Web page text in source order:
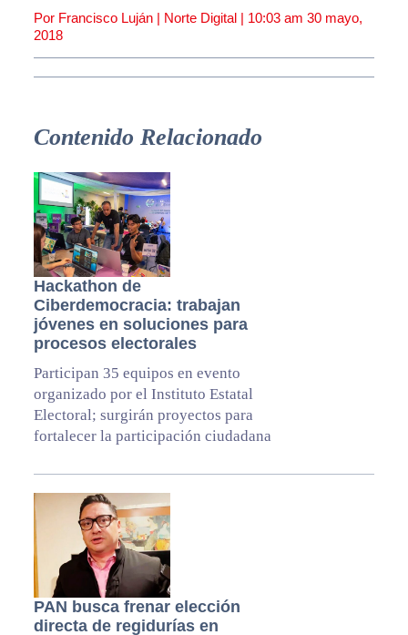
Por Francisco Luján | Norte Digital | 10:03 am 30 mayo,
2018
Contenido Relacionado
Hackathon de
Ciberdemocracia: trabajan
jóvenes en soluciones para
procesos electorales
Participan 35 equipos en evento
organizado por el Instituto Estatal
Electoral; surgirán proyectos para
fortalecer la participación ciudadana
PAN busca frenar elección
directa de regidurías en